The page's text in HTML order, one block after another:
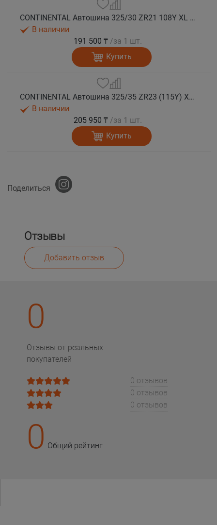
CONTINENTAL Автошина 325/30 ZR21 108Y XL FR SportContact 7 ND0 лето
В наличии
191 500 ₸ /за 1 шт.
Купить
CONTINENTAL Автошина 325/35 ZR23 (115Y) XL FR SportContact 7 лето
В наличии
205 950 ₸ /за 1 шт.
Купить
Поделиться
Отзывы
Добавить отзыв
0
Отзывы от реальных
покупателей
0 отзывов
0 отзывов
0 отзывов
0 Общий рейтинг